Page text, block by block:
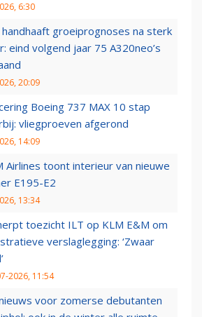
6:30
handhaaft groeiprognoses na sterk
eind volgend jaar 75 A320neo’s
20:09
Boeing 737 MAX 10 stap
vliegproeven afgerond
14:09
Airlines toont interieur van nieuwe
E195-E2
13:34
toezicht ILT op KLM E&M om
verslaglegging: ‘Zwaar
2026, 11:54
voor zomerse debutanten